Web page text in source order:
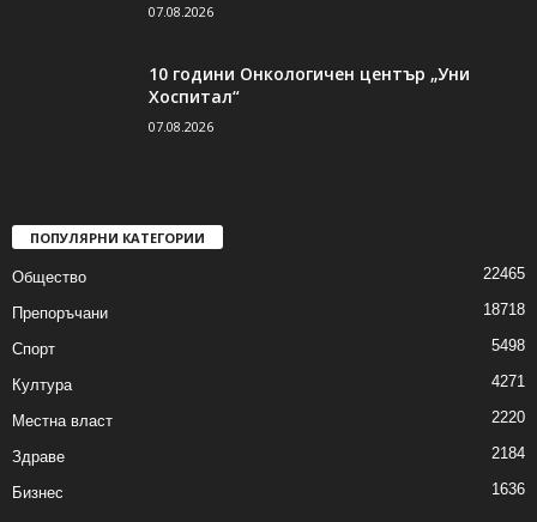
07.08.2026
10 години Онкологичен център „Уни
Хоспитал“
07.08.2026
ПОПУЛЯРНИ КАТЕГОРИИ
Общество 22465
Препоръчани 18718
Спорт 5498
Култура 4271
Местна власт 2220
Здраве 2184
Бизнес 1636